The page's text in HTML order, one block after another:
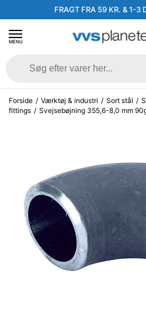
FRAGT FRA 59 KR. & 1-3
MENU
Forside / Værktøj & industri / Sort stål /
fittings / Svejsebøjning 355,6-8,0 mm